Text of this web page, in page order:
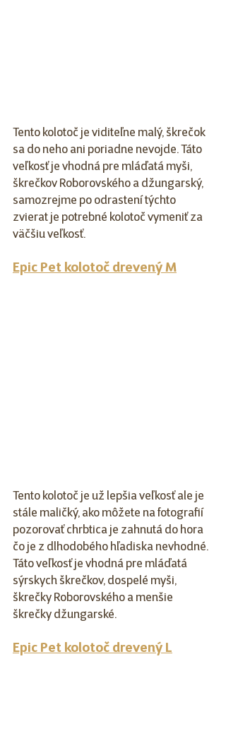
Tento kolotoč je viditeľne malý, škrečok
sa do neho ani poriadne nevojde. Táto
veľkosť je vhodná pre mláďatá myši,
škrečkov Roborovského a džungarský,
samozrejme po odrastení týchto
zvierat je potrebné kolotoč vymeniť za
väčšiu veľkosť.
Epic Pet kolotoč drevený M
Tento kolotoč je už lepšia veľkosť ale je
stále maličký, ako môžete na fotografií
pozorovať chrbtica je zahnutá do hora
čo je z dlhodobého hľadiska nevhodné.
Táto veľkosť je vhodná pre mláďatá
sýrskych škrečkov, dospelé myši,
škrečky Roborovského a menšie
škrečky džungarské.
Epic Pet kolotoč drevený L